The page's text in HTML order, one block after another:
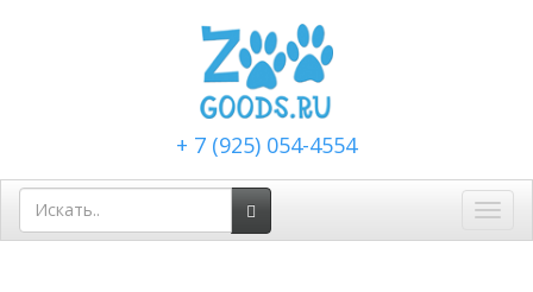
+ 7 (925) 054-4554